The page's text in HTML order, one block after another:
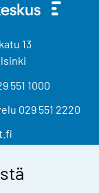
13
551 1000
029 551 2220